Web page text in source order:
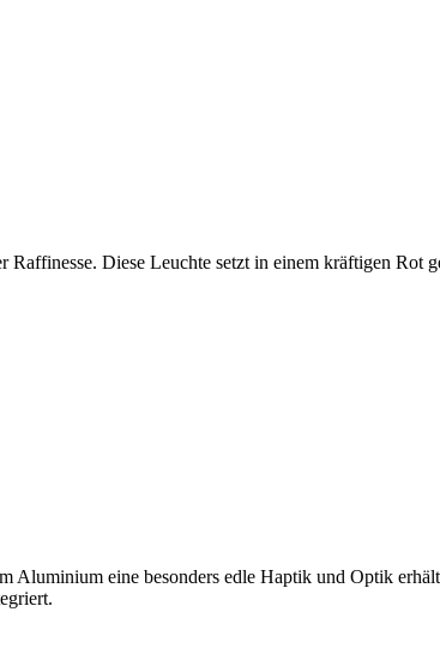
Raffinesse. Diese Leuchte setzt in einem kräftigen Rot
eine besonders edle Haptik und Optik